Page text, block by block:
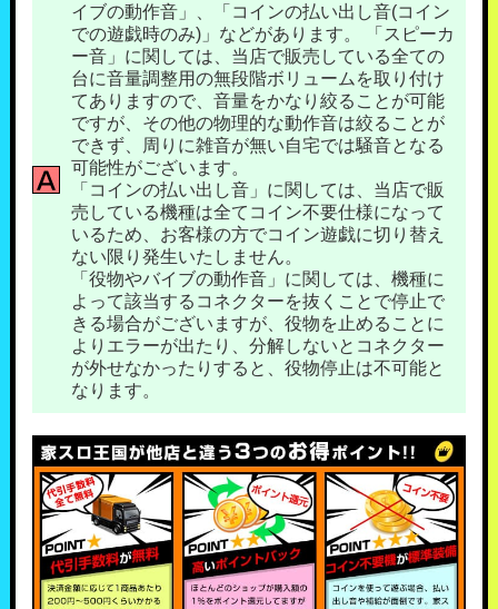
イブの動作音」、「コインの払い出し音(コイン
での遊戯時のみ)」などがあります。 「スピーカ
ー音」に関しては、当店で販売している全ての
台に音量調整用の無段階ボリュームを取り付け
てありますので、音量をかなり絞ることが可能
ですが、その他の物理的な動作音は絞ることが
できず、周りに雑音が無い自宅では騒音となる
可能性がございます。
「コインの払い出し音」に関しては、当店で販
売している機種は全てコイン不要仕様になって
いるため、お客様の方でコイン遊戯に切り替え
ない限り発生いたしません。
「役物やバイブの動作音」に関しては、機種に
よって該当するコネクターを抜くことで停止で
きる場合がございますが、役物を止めることに
よりエラーが出たり、分解しないとコネクター
が外せなかったりすると、役物停止は不可能と
なります。